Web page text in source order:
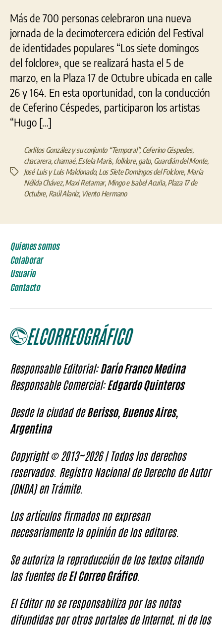
Más de 700 personas celebraron una nueva
jornada de la decimotercera edición del Festival
de identidades populares “Los siete domingos
del folclore», que se realizará hasta el 5 de
marzo, en la Plaza 17 de Octubre ubicada en calle
26 y 164. En esta oportunidad, con la conducción
de Ceferino Céspedes, participaron los artistas
“Hugo […]
Etiquetas
Carlitos González y su conjunto “Temporal”,Ceferino Céspedes,
chacarera,chamaé,Estela Maris, folklore,gato, Guardián del Monte,
José Luis y Luis Maldonado, Los Siete Domingos del Folclore, María
Nélida Chávez,Maxi Retamar, Mingo e Isabel Acuña,Plaza 17 de
Octubre, Raúl Alaniz, Viento Hermano
Quienes somos
Colaborar
Usuario
Contacto
Responsable Editorial:Darío Franco Medina
Responsable Comercial:Edgardo Quinteros
Desde la ciudad deBerisso, Buenos Aires,
Argentina
Copyright © 2013~2026 | Todos los derechos
reservados. Registro Nacional de Derecho de Autor
(DNDA) en Trámite.
Los artículos firmados no expresan
necesariamente la opinión de los editores.
Se autoriza la reproducción de los textos citando
las fuentes deEl Correo Gráfico.
El Editor no se responsabiliza por las notas
difundidas por otros portales de Internet, ni de los